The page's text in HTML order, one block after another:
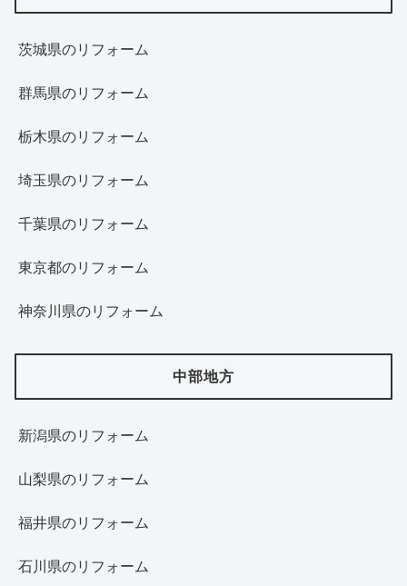
茨城県のリフォーム
群馬県のリフォーム
栃木県のリフォーム
埼玉県のリフォーム
千葉県のリフォーム
東京都のリフォーム
神奈川県のリフォーム
中部地方
新潟県のリフォーム
山梨県のリフォーム
福井県のリフォーム
石川県のリフォーム